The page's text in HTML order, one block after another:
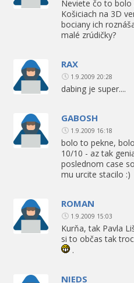
Neviete čo to bolo
Košiciach na 3D
bociany ich
malé zrúdičky?
RAX
1.9.2009 20:28
dabing je super....
GABOSH
1.9.2009 16:18
bolo to pekne,
10/10 - az tak
poslednom case
mu urcite stacilo :)
ROMAN
1.9.2009 15:03
Kurňa, tak Pavla
si to občas tak
.
NIEDS